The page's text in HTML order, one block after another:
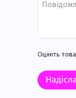
Оцініть